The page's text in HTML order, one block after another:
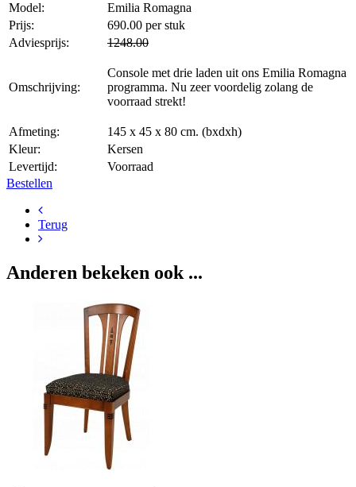
Model:
Emilia Romagna
Prijs:
690.00 per stuk
Adviesprijs:
1248.00
Omschrijving:
Console met drie laden uit ons Emilia Romagna
programma. Nu zeer voordelig zolang de
voorraad strekt!
Afmeting:
145 x 45 x 80 cm. (bxdxh)
Kleur:
Kersen
Levertijd:
Voorraad
Bestellen
Terug
Anderen bekeken ook ...